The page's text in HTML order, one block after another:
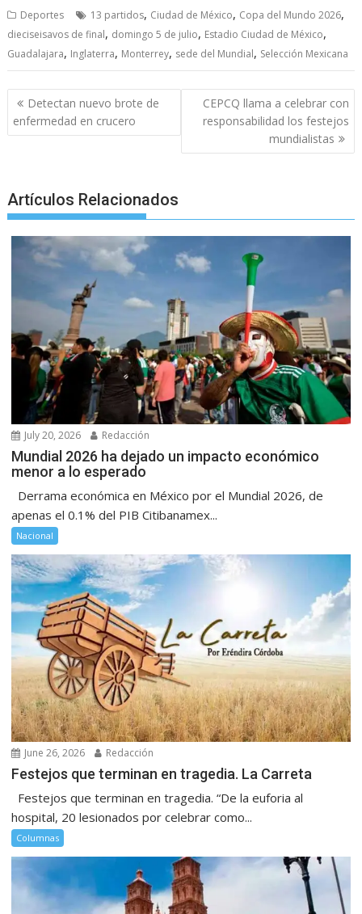
e
b
o
o
k
itt
er
ai
l
at
s
A
p
p
ss
e
n
er
y
p
e
e
gr
a
m
ar
e
Deportes 13 partidos, Ciudad de México, Copa del Mundo 2026,
dieciseisavos de final, domingo 5 de julio, Estadio Ciudad de México,
Guadalajara, Inglaterra, Monterrey, sede del Mundial, Selección Mexicana
Post
navigation
Detectan nuevo brote de
enfermedad en crucero
CEPCQ llama a celebrar con
responsabilidad los festejos
mundialistas
Artículos Relacionados
July 20, 2026 Redacción
Mundial 2026 ha dejado un impacto económico
menor a lo esperado
Derrama económica en México por el Mundial 2026, de
apenas el 0.1% del PIB Citibanamex...
Nacional
June 26, 2026 Redacción
Festejos que terminan en tragedia. La Carreta
Festejos que terminan en tragedia. “De la euforia al
hospital, 20 lesionados por celebrar como...
Columnas